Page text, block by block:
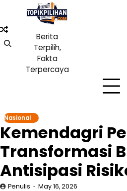
content
Berita
Terpilih,
Fakta
Terpercaya
Nasional
Kemendagri
Transformasi
Antisipasi
Penulis May 16, 2026